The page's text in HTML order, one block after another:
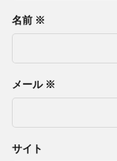
名前 ※
メール ※
サイト